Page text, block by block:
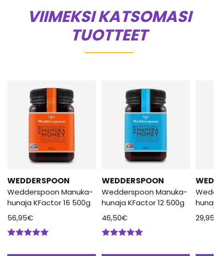
VIIMEKSI KATSOMASI
TUOTTEET
WEDDERSPOON
Wedderspoon Manuka-
hunaja KFactor 16 500g
56,95€
WEDDERSPOON
Wedderspoon Manuka-
hunaja KFactor 12 500g
46,50€
29,95